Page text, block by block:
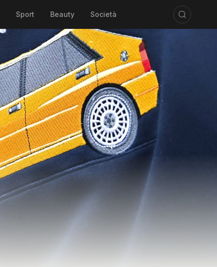
Sport Beauty Società